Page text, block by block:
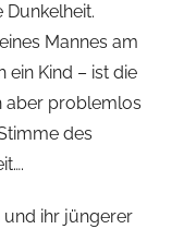
Mannes am
ein Kind – ist die
aber problemlos
des
und ihr jüngerer